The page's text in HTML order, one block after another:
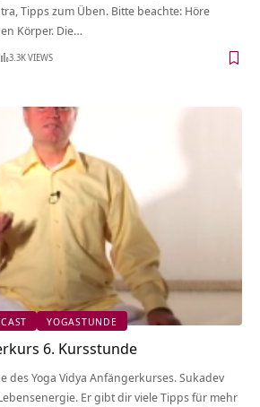
Tipps zum Üben. Bitte beachte: Höre
Körper. Die…
3.3K VIEWS
YOGASTUNDE
6. Kursstunde
des Yoga Vidya Anfängerkurses. Sukadev
Er gibt dir viele Tipps für mehr